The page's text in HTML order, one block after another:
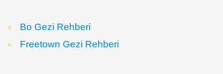
Bo Gezi Rehberi
Freetown Gezi Rehberi